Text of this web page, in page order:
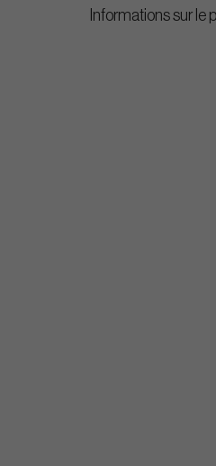
Informations sur le